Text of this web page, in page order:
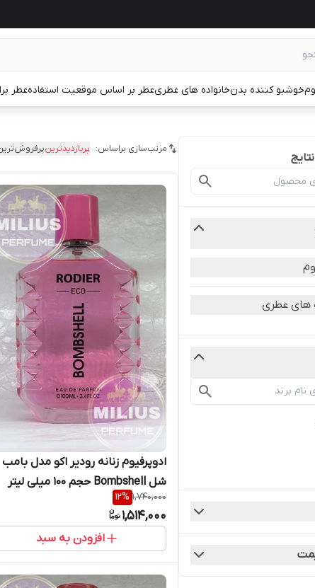
خوشبو کننده بدنخانواده های عطریعطر بر اساس موقعیت استفادهعطر
های عطری
مرتب‌سازی براساس: پربازدیدترین
ادوپرفیوم زنانه رودیر اکو مدل بامب
شل Bombshell حجم 100 میلی لیتر
1,740,000
12%
1,514,000
افزودن به سبد